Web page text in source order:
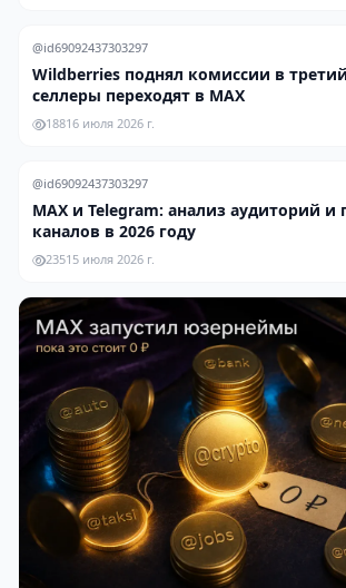
@id69092437303297
Wildberries поднял комиссии в
селлеры переходят в MAX
18816 июля 2026 г.
@id69092437303297
MAX и Telegram: анализ аудиторий и
каналов в 2026 году
23515 июля 2026 г.